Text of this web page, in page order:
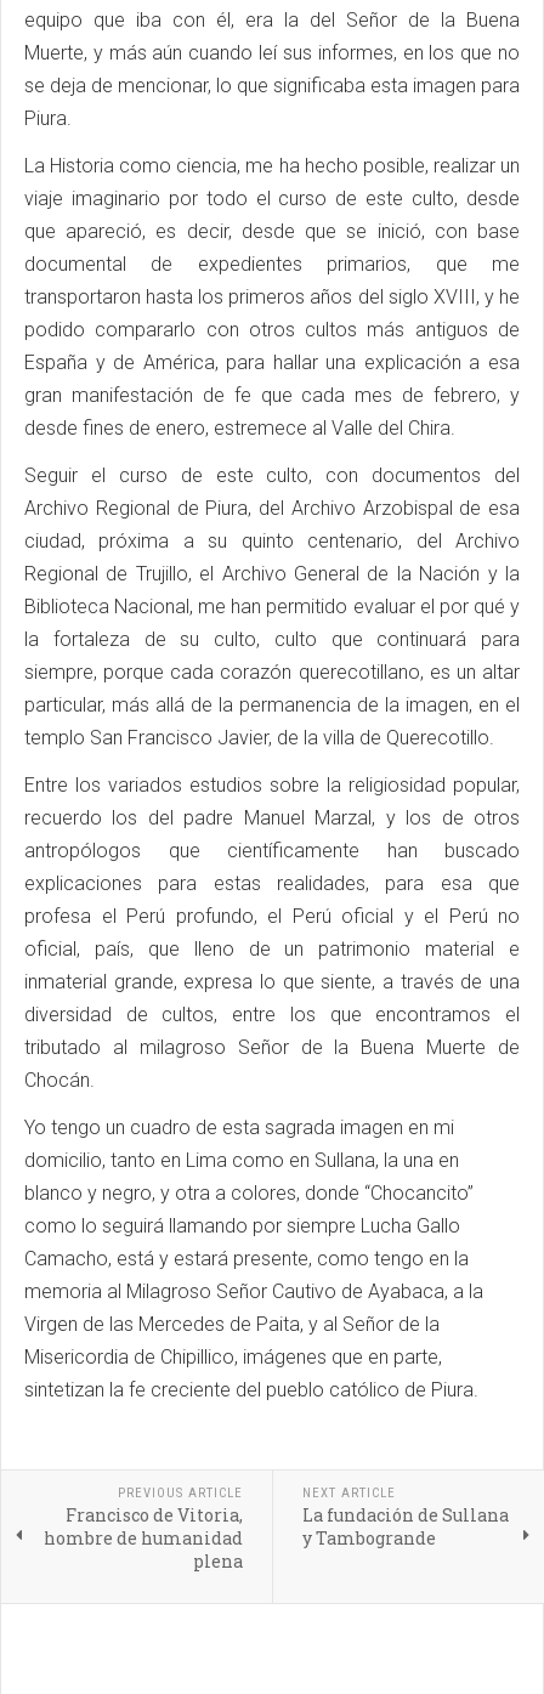
equipo que iba con él, era la del Señor de la Buena
Muerte, y más aún cuando leí sus informes, en los que no
se deja de mencionar, lo que significaba esta imagen para
Piura.
La Historia como ciencia, me ha hecho posible, realizar un
viaje imaginario por todo el curso de este culto, desde
que apareció, es decir, desde que se inició, con base
documental de expedientes primarios, que me
transportaron hasta los primeros años del siglo XVIII, y he
podido compararlo con otros cultos más antiguos de
España y de América, para hallar una explicación a esa
gran manifestación de fe que cada mes de febrero, y
desde fines de enero, estremece al Valle del Chira.
Seguir el curso de este culto, con documentos del
Archivo Regional de Piura, del Archivo Arzobispal de esa
ciudad, próxima a su quinto centenario, del Archivo
Regional de Trujillo, el Archivo General de la Nación y la
Biblioteca Nacional, me han permitido evaluar el por qué y
la fortaleza de su culto, culto que continuará para
siempre, porque cada corazón querecotillano, es un altar
particular, más allá de la permanencia de la imagen, en el
templo San Francisco Javier, de la villa de Querecotillo.
Entre los variados estudios sobre la religiosidad popular,
recuerdo los del padre Manuel Marzal, y los de otros
antropólogos que científicamente han buscado
explicaciones para estas realidades, para esa que
profesa el Perú profundo, el Perú oficial y el Perú no
oficial, país, que lleno de un patrimonio material e
inmaterial grande, expresa lo que siente, a través de una
diversidad de cultos, entre los que encontramos el
tributado al milagroso Señor de la Buena Muerte de
Chocán.
Yo tengo un cuadro de esta sagrada imagen en mi
domicilio, tanto en Lima como en Sullana, la una en
blanco y negro, y otra a colores, donde “Chocancito”
como lo seguirá llamando por siempre Lucha Gallo
Camacho, está y estará presente, como tengo en la
memoria al Milagroso Señor Cautivo de Ayabaca, a la
Virgen de las Mercedes de Paita, y al Señor de la
Misericordia de Chipillico, imágenes que en parte,
sintetizan la fe creciente del pueblo católico de Piura.
PREVIOUS ARTICLE
Francisco de Vitoria,
hombre de humanidad
plena
NEXT ARTICLE
La fundación de Sullana
y Tambogrande